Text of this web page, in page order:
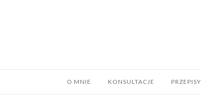
O MNIE KONSULTACJE PRZEPISY